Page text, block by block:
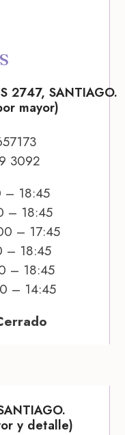
2747, SANTIAGO.
mayor)
3092
– 18:45
– 18:45
– 17:45
– 18:45
– 18:45
– 14:45
y detalle)